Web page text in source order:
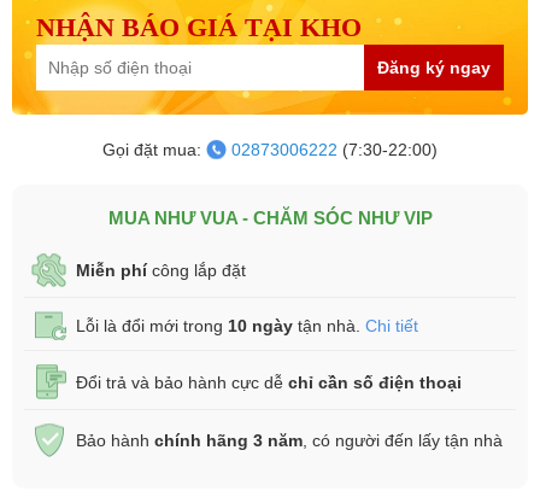
NHẬN BÁO GIÁ TẠI KHO
Đăng ký ngay
Gọi đặt mua: 02873006222 (7:30-22:00)
MUA NHƯ VUA - CHĂM SÓC NHƯ VIP
Miễn phícông lắp đặt
Lỗi là đổi mới trong 10 ngày tận nhà. Chi tiết
Đổi trả và bảo hành cực dễ chỉ cần số điện thoại
Bảo hành chính hãng 3 năm , có người đến lấy tận nhà